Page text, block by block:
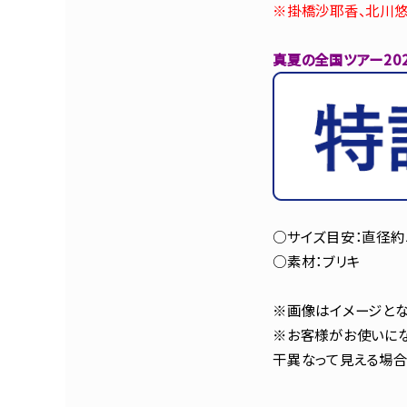
※掛橋沙耶香、北川
真夏の全国ツアー
○サイズ目安：直径
○素材：ブリキ
※画像はイメージと
※お客様がお使いに
干異なって見える場